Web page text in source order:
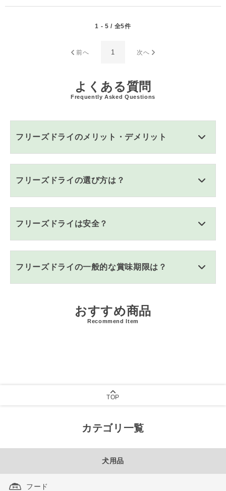
1 - 5 / 全5件
前へ 1 次へ
よくある質問
Frequently Asked Questions
フリーズドライのメリット・デメリット
フリーズドライの選び方は？
フリーズドライは安全？
フリーズドライの一般的な賞味期限は？
おすすめ商品
Recommend Item
TOP
カテゴリ一覧
犬用品
フード